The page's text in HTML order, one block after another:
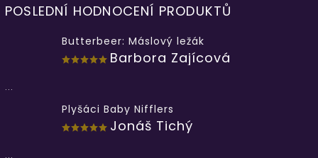
POSLEDNÍ HODNOCENÍ PRODUKTŮ
Butterbeer: Máslový ležák
Barbora Zajícová
...
Plyšáci Baby Nifflers
Jonáš Tichý
...